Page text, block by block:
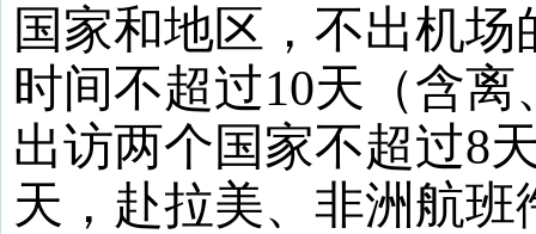
国家和地区，不出机
时间不超过10天（含离
出访两个国家不超过8
天，赴拉美、非洲航